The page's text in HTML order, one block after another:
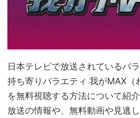
日本テレビで放送されているバ
持ち寄りバラエティ 我がMAX（
を無料視聴する方法について紹
放送の情報や、無料動画や見逃